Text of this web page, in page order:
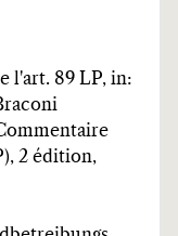
l'art. 89 LP, in:
2 édition,